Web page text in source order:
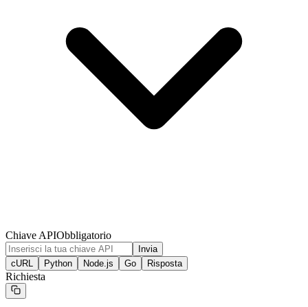
Chiave APIObbligatorio
Invia
cURL
Python Node.js Go Risposta
Richiesta